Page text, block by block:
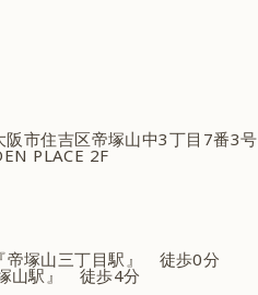
市住吉区帝塚山中3丁目7番3号
PLACE 2F
帝塚山三丁目駅』 徒歩0分
山駅』 徒歩4分